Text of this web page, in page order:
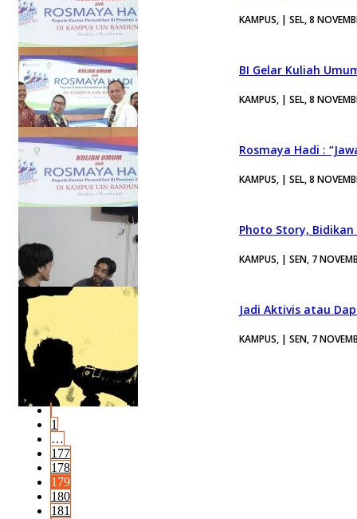
KAMPUS, | SEL, 8
BI Gelar Kuliah
KAMPUS, | SEL, 8
Rosmaya Hadi :
KAMPUS, | SEL, 8
Photo Story,
KAMPUS, | SEN, 7
Jadi Aktivis atau
KAMPUS, | SEN, 7
1
…
177
178
179
180
181